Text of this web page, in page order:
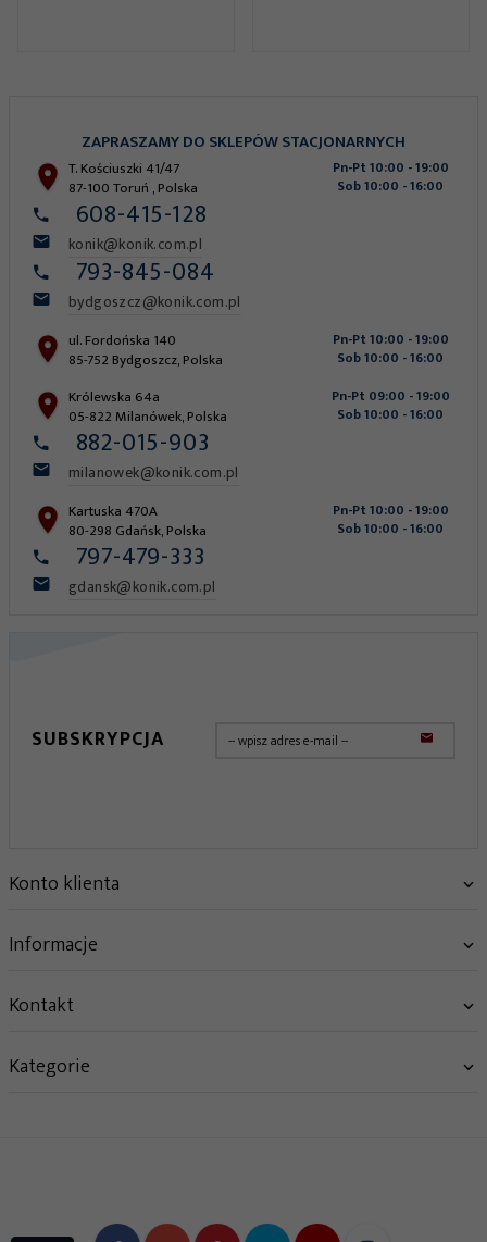
608-415-128
konik@konik.com.pl
ZAPRASZAMY DO SKLEPÓW STACJONARNYCH
T. Kościuszki 41/47
87-100Toruń ,Polska
Pn-Pt 10:00 - 19:00
Sob 10:00 - 16:00
882-015-903
milanowek@konik.com.pl
Królewska 64a
05-822 Milanówek,Polska
Pn-Pt 09:00 - 19:00
Sob 10:00 - 16:00
797-479-333
gdansk@konik.com.pl
Kartuska 470A
80-298 Gdańsk,Polska
Pn-Pt 10:00 - 19:00
Sob 10:00 - 16:00
793-845-084
bydgoszcz@konik.com.pl
ul. Fordońska 140
85-752 Bydgoszcz,Polska
Pn-Pt 10:00 - 19:00
Sob 10:00 - 16:00
SUBSKRYPCJA
Konto klienta
Informacje
Kontakt
Kategorie